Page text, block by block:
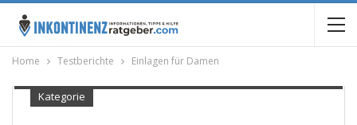
Home Testberichte Einlagen für Damen
Kategorie